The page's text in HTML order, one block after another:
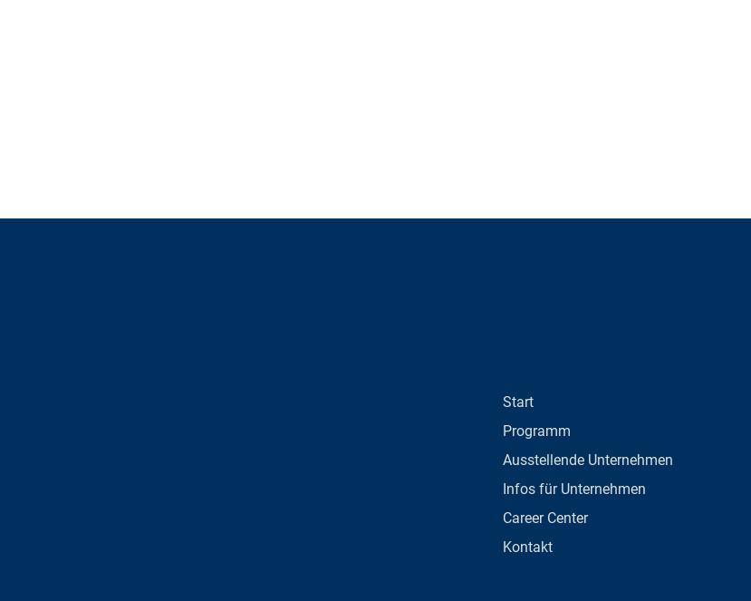
Start
Programm
Ausstellende Unternehmen
Infos für Unternehmen
Career Center
Kontakt